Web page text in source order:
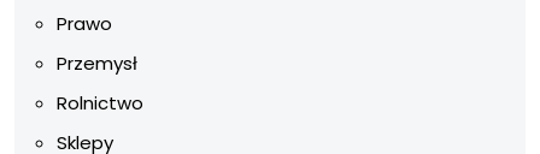
Prawo
Przemysł
Rolnictwo
Sklepy